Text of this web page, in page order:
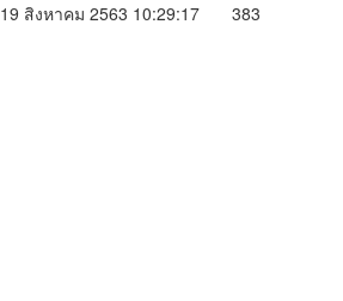
19 สิงหาคม 2563 10:29:17 383